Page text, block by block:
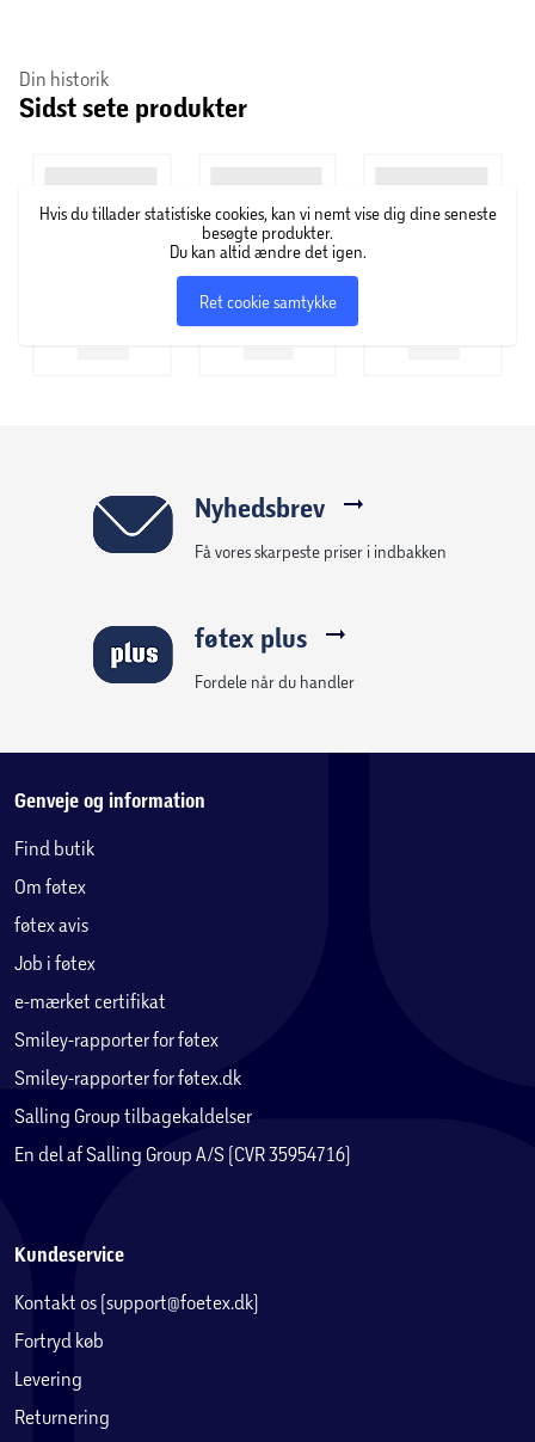
giver op til 2 ekstra timers brug.
Din historik
Sidst sete produkter
Hvis du tillader statistiske cookies, kan vi nemt vise dig dine seneste
besøgte produkter.
Du kan altid ændre det igen.
Ret cookie samtykke
Nyhedsbrev
Få vores skarpeste priser i indbakken
føtex plus
Fordele når du handler
Genveje og information
Find butik
Om føtex
føtex avis
Job i føtex
e-mærket certifikat
Smiley-rapporter for føtex
Smiley-rapporter for føtex.dk
Salling Group tilbagekaldelser
En del af Salling Group A/S (CVR 35954716)
Kundeservice
Kontakt os (support@foetex.dk)
Fortryd køb
Levering
Returnering